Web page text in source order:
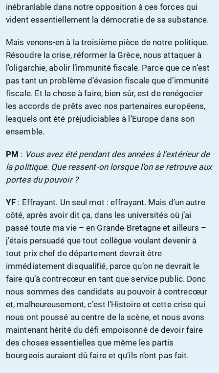
inébranlable dans notre opposition à ces forces qui
vident essentiellement la démocratie de sa substance.
Mais venons-en à la troisième pièce de notre politique.
Résoudre la crise, réformer la Grèce, nous attaquer à
l’oligarchie, abolir l’immunité fiscale. Parce que ce n’est
pas tant un problème d’évasion fiscale que d’immunité
fiscale. Et la chose à faire, bien sûr, est de renégocier
les accords de prêts avec nos partenaires européens,
lesquels ont été préjudiciables à l’Europe dans son
ensemble.
PM : Vous avez été pendant des années à l’extérieur de
la politique. Que ressent-on lorsque l’on se retrouve aux
portes du pouvoir ?
YF : Effrayant. Un seul mot : effrayant. Mais d’un autre
côté, après avoir dit ça, dans les universités où j’ai
passé toute ma vie – en Grande-Bretagne et ailleurs –
j’étais persuadé que tout collègue voulant devenir à
tout prix chef de département devrait être
immédiatement disqualifié, parce qu’on ne devrait le
faire qu’à contrecœur en tant que service public. Donc
nous sommes des candidats au pouvoir à contrecœur
et, malheureusement, c’est l’Histoire et cette crise qui
nous ont poussé au centre de la scène, et nous avons
maintenant hérité du défi empoisonné de devoir faire
des choses essentielles que même les partis
bourgeois auraient dû faire et qu’ils n’ont pas fait.